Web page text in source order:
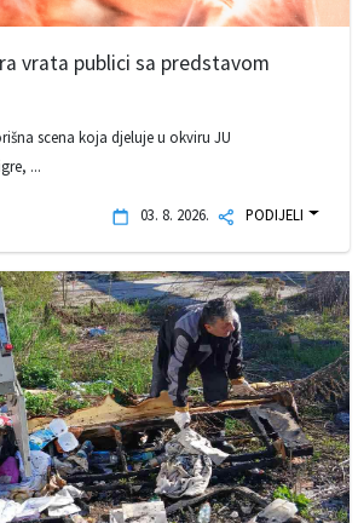
vrata publici sa predstavom
scena koja djeluje u okviru JU
...
03. 8. 2026. PODIJELI